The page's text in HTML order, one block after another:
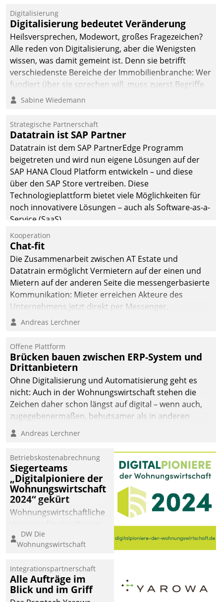
Jahresbeginn eine
Überblick, Einsicht und
Eingriff bietende Lösung.
Zur Entwicklung setzte
man auf
Cloudtechnologie,
bewährte und Startup-
agile Projektmethoden.
Digitalisierung
Digitalisierung bedeutet Veränderung
Heilsversprechen, Modewort, großes Fragezeichen?
Alle reden von Digitalisierung, aber die Wenigsten
wissen, was damit gemeint ist. Denn sie betrifft
verschiedenste Bereiche der Immobilienbranche: Wer
fundiert über sie sprechen will, muss zuerst Begriffe
klären. Ein Aspekt ist die betriebliche Optimierung:
Einsparungen durch optimierte und automatisierte
Prozesse. Doch man darf nicht zu viel erwarten: Allein
mit der Einführung einer neuen Software ist es nicht
getan. Die Digitalisierung erfordert von Unternehmen
die Bereitschaft, sich zu überprüfen, zu hinterfragen
und zu verändern.
Sabine Wiedemann
Strategische Partnerschaft
Datatrain ist SAP Partner
Datatrain ist dem SAP PartnerEdge Programm
beigetreten und wird nun eigene Lösungen auf der
SAP HANA Cloud Platform entwickeln – und diese
über den SAP Store vertreiben. Diese
Technologieplattform bietet viele Möglichkeiten für
noch innovativere Lösungen – auch als Software-as-a-
Service (SaaS).
Kooperation
Chat-fit
Die Zusammenarbeit zwischen AT Estate und
Datatrain ermöglicht Vermietern auf der einen und
Mietern auf der anderen Seite die messengerbasierte
Kommunikation: Mieter erreichen Akteure des
Unternehmens jetzt direkt per Messenger,
Mitarbeiter oder Dienstleister empfangen oder
Andreas Lerchner
Offene Plattform
Brücken bauen zwischen ERP-System und
Drittanbietern
Ohne Digitalisierung und Automatisierung geht es
nicht: Auch in der Wohnungswirtschaft stehen die
Zeichen daher schon längst auf digital – wenn auch,
zugegebenermaßen, behutsamer als in anderen
Branchen.
Andreas Lerchner
Betriebskostenabrechnung
Siegerteams
„Digitalpioniere der
Wohnungswirtschaft
2024“ gekürt
Wohnungswirtschaftliche
eine digitale Zukunft zu
finden, ist das Ziel des
der
Wohnungswirtschaft“.
Bewerben können sich
DW Die
Wohnungswirtschaft
Integrationspartnerschaft
Alle Aufträge im
Blick und im Griff